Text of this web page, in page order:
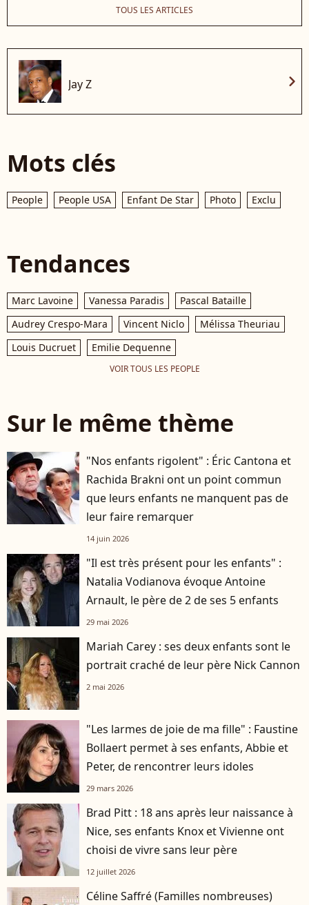
TOUS LES ARTICLES
Jay Z chevron_right
Mots clés
People People USA Enfant De Star Photo Exclu
Tendances
Marc Lavoine Vanessa Paradis
Pascal Bataille
Audrey Crespo-Mara
Vincent Niclo
Mélissa Theuriau
Louis Ducruet
Emilie Dequenne
VOIR TOUS LES PEOPLE
Sur le même thème
"Nos enfants rigolent" : Éric Cantona et
Rachida Brakni ont un point commun
que leurs enfants ne manquent pas de
leur faire remarquer
14 juin 2026
"Il est très présent pour les enfants" :
Natalia Vodianova évoque Antoine
Arnault, le père de 2 de ses 5 enfants
29 mai 2026
Mariah Carey : ses deux enfants sont le
portrait craché de leur père Nick Cannon
2 mai 2026
"Les larmes de joie de ma fille" : Faustine
Bollaert permet à ses enfants, Abbie et
Peter, de rencontrer leurs idoles
29 mars 2026
Brad Pitt : 18 ans après leur naissance à
Nice, ses enfants Knox et Vivienne ont
choisi de vivre sans leur père
12 juillet 2026
Céline Saffré (Familles nombreuses)